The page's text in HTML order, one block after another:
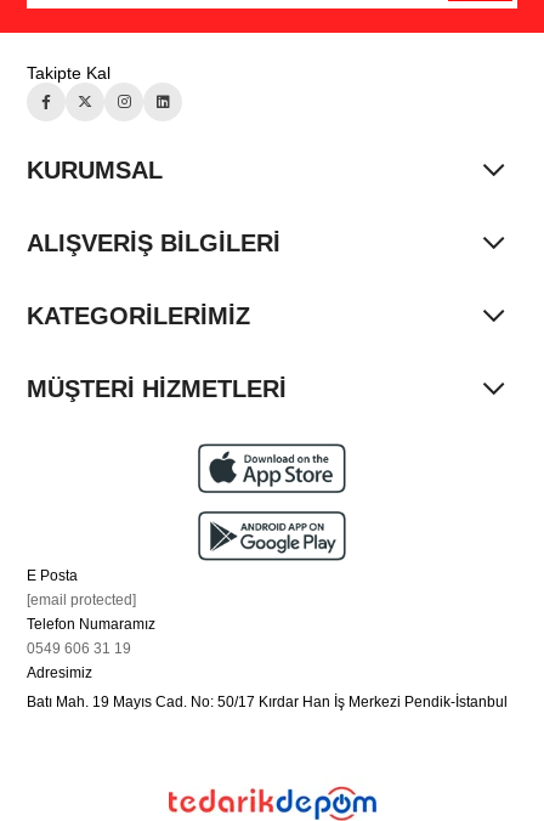
Takipte Kal
KURUMSAL
ALIŞVERİŞ BİLGİLERİ
KATEGORİLERİMİZ
MÜŞTERİ HİZMETLERİ
E Posta
[email protected]
Telefon Numaramız
0549 606 31 19
Adresimiz
Batı Mah. 19 Mayıs Cad. No: 50/17 Kırdar Han İş Merkezi Pendik-İstanbul